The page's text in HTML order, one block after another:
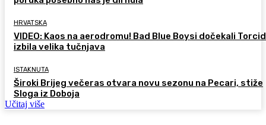
HRVATSKA
VIDEO: Kaos na aerodromu! Bad Blue Boysi dočekali
izbila velika tučnjava
ISTAKNUTA
Široki Brijeg večeras otvara novu sezonu na Pecari, stiže
Sloga iz Doboja
Učitaj više